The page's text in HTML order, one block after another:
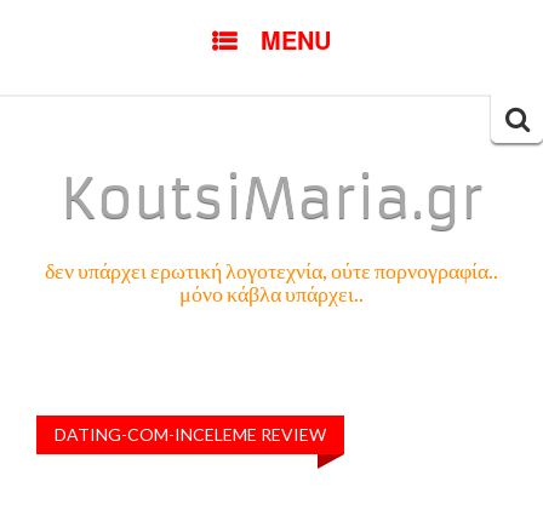
MENU
KoutsiMaria.gr
δεν υπάρχει ερωτική λογοτεχνία, ούτε πορνογραφία..
μόνο κάβλα υπάρχει..
DATING-COM-INCELEME REVIEW